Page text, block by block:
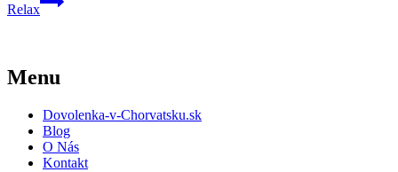
Relax
Menu
Dovolenka-v-Chorvatsku.sk
Blog
O Nás
Kontakt